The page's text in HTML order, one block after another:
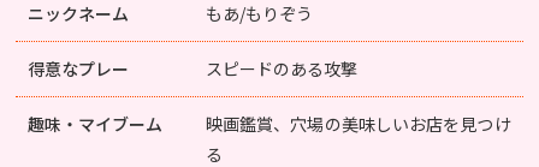
ニックネーム もあ/もりぞう
得意なプレー スピードのある攻撃
趣味・マイブーム
映画鑑賞、穴場の美味しいお店を見つけ
る